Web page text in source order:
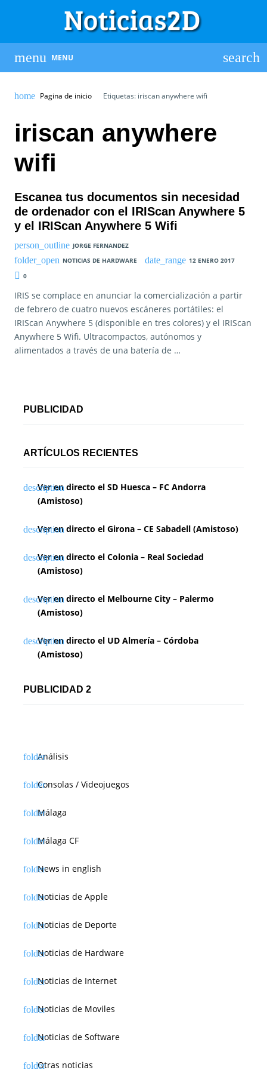
MENU
Pagina de inicio Etiquetas: iriscan anywhere wifi
iriscan anywhere
wifi
Escanea tus documentos sin necesidad
de ordenador con el IRIScan Anywhere 5
y el IRIScan Anywhere 5 Wifi
JORGE FERNANDEZ
NOTICIAS DE HARDWARE
12 ENERO 2017
0
IRIS se complace en anunciar la comercialización a partir
de febrero de cuatro nuevos escáneres portátiles: el
IRIScan Anywhere 5 (disponible en tres colores) y el IRIScan
Anywhere 5 Wifi. Ultracompactos, autónomos y
alimentados a través de una batería de …
PUBLICIDAD
ARTÍCULOS RECIENTES
Ver en directo el SD Huesca – FC Andorra
(Amistoso)
Ver en directo el Girona – CE Sabadell (Amistoso)
Ver en directo el Colonia – Real Sociedad
(Amistoso)
Ver en directo el Melbourne City – Palermo
(Amistoso)
Ver en directo el UD Almería – Córdoba
(Amistoso)
PUBLICIDAD 2
Análisis
Consolas / Videojuegos
Málaga
Málaga CF
News in english
Noticias de Apple
Noticias de Deporte
Noticias de Hardware
Noticias de Internet
Noticias de Moviles
Noticias de Software
Otras noticias